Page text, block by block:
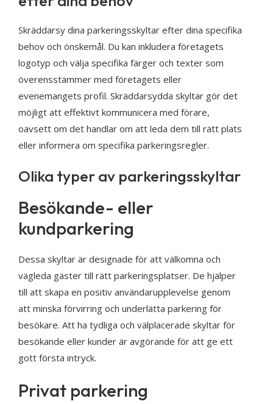
Skräddarsy dina parkeringsskyltar efter dina specifika
behov och önskemål. Du kan inkludera företagets
logotyp och välja specifika färger och texter som
överensstämmer med företagets eller
evenemangets profil. Skräddarsydda skyltar gör det
möjligt att effektivt kommunicera med förare,
oavsett om det handlar om att leda dem till rätt plats
eller informera om specifika parkeringsregler.
Olika typer av parkeringsskyltar
Besökande- eller
kundparkering
Dessa skyltar är designade för att välkomna och
vägleda gäster till rätt parkeringsplatser. De hjälper
till att skapa en positiv användarupplevelse genom
att minska förvirring och underlätta parkering för
besökare. Att ha tydliga och välplacerade skyltar för
besökande eller kunder är avgörande för att ge ett
gott första intryck.
Privat parkering